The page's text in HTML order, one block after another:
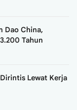
Dao China,
Tahun
Lewat Kerja